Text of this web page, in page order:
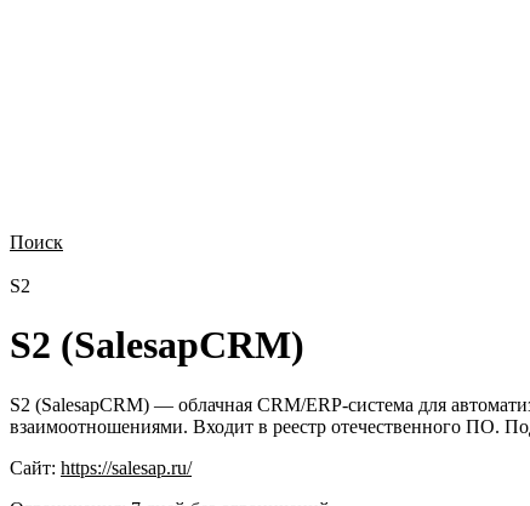
Поиск
S2
S2 (SalesapCRM)
S2 (SalesapCRM) — облачная CRM/ERP-система для
взаимоотношениями. Входит в реестр отечественного ПО.
Сайт: https://salesap.ru/